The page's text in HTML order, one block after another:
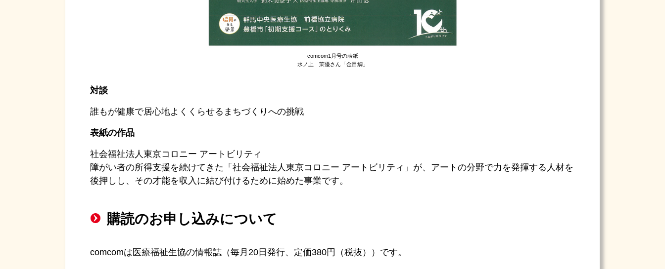
comcom1月号の表紙
水ノ上 茉優さん「金目鯛」
対談
誰もが健康で居心地よくくらせるまちづくりへの挑戦
表紙の作品
社会福祉法人東京コロニー アートビリティ
障がい者の所得支援を続けてきた「社会福祉法人東京コロニー アートビリティ」が、アートの分野で力を発揮する人材を
後押しし、その才能を収入に結び付けるために始めた事業です。
購読のお申し込みについて
comcomは医療福祉生協の情報誌（毎月20日発行、定価380円（税抜））です。